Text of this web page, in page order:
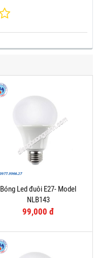
Bóng Led đuôi E27- Model
NLB143
99,000 đ